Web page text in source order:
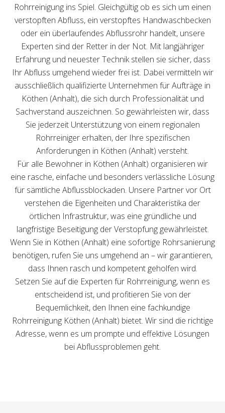
Rohrreinigung ins Spiel. Gleichgültig ob es sich um einen
verstopften Abfluss, ein verstopftes Handwaschbecken
oder ein überlaufendes Abflussrohr handelt, unsere
Experten sind der Retter in der Not. Mit langjähriger
Erfahrung und neuester Technik stellen sie sicher, dass
Ihr Abfluss umgehend wieder frei ist. Dabei vermitteln wir
ausschließlich qualifizierte Unternehmen für Aufträge in
Köthen (Anhalt), die sich durch Professionalität und
Sachverstand auszeichnen. So gewährleisten wir, dass
Sie jederzeit Unterstützung von einem regionalen
Rohrreiniger erhalten, der Ihre spezifischen
Anforderungen in Köthen (Anhalt) versteht.
Für alle Bewohner in Köthen (Anhalt) organisieren wir
eine rasche, einfache und besonders verlässliche Lösung
für sämtliche Abflussblockaden. Unsere Partner vor Ort
verstehen die Eigenheiten und Charakteristika der
örtlichen Infrastruktur, was eine gründliche und
langfristige Beseitigung der Verstopfung gewährleistet.
Wenn Sie in Köthen (Anhalt) eine sofortige Rohrsanierung
benötigen, rufen Sie uns umgehend an – wir garantieren,
dass Ihnen rasch und kompetent geholfen wird.
Setzen Sie auf die Experten für Rohrreinigung, wenn es
entscheidend ist, und profitieren Sie von der
Bequemlichkeit, den Ihnen eine fachkundige
Rohrreinigung Köthen (Anhalt) bietet. Wir sind die richtige
Adresse, wenn es um prompte und effektive Lösungen
bei Abflussproblemen geht.